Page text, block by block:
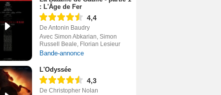
: L'Âge de Fer
4,4
De Antonin Baudry
Avec Simon Abkarian, Simon
Russell Beale, Florian Lesieur
Bande-annonce
L'Odyssée
4,3
De Christopher Nolan